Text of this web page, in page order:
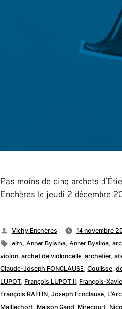
Pas moins de cinq archets
Enchères le jeudi 2 décembre
Publié
par
Vichy Enchères 14 novembre
Étiquettes :
alto Anner Bylsma, Anner Byslma,
violon ,archet de violoncelle ,archetier,
Claude-Joseph FONCLAUSE ,Coulisse ,
LUPOT François LUPOT II François-
François RAFFIN ,Joseph Fonclause
Maillechort Maison Gand Mirecourt